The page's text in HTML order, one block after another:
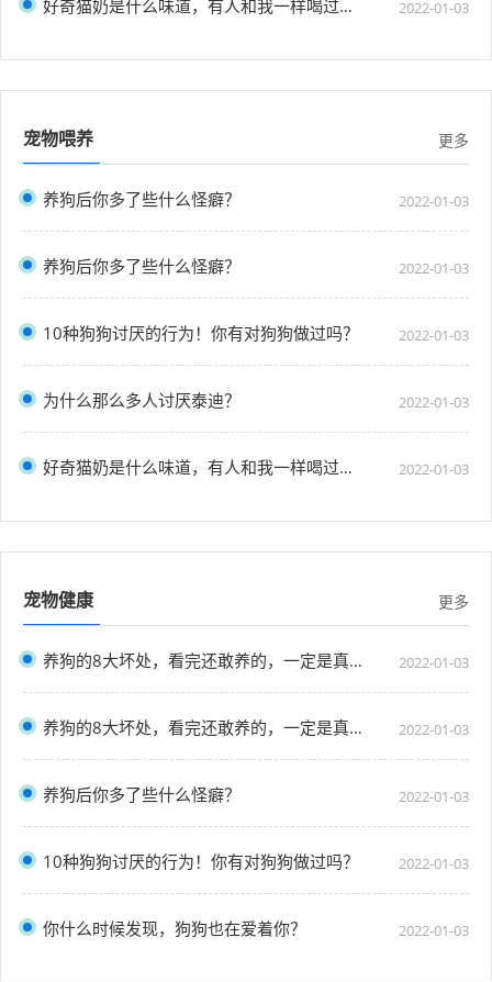
好奇猫奶是什么味道，有人和我一样喝过猫奶吗？” 2022-01-03
宠物喂养 更多
养狗后你多了些什么怪癖？ 2022-01-03
养狗后你多了些什么怪癖？ 2022-01-03
10种狗狗讨厌的行为！你有对狗狗做过吗？ 2022-01-03
为什么那么多人讨厌泰迪？ 2022-01-03
好奇猫奶是什么味道，有人和我一样喝过猫奶吗？” 2022-01-03
宠物健康 更多
养狗的8大坏处，看完还敢养的，一定是真爱了 2022-01-03
养狗的8大坏处，看完还敢养的，一定是真爱了 2022-01-03
养狗后你多了些什么怪癖？ 2022-01-03
10种狗狗讨厌的行为！你有对狗狗做过吗？ 2022-01-03
你什么时候发现，狗狗也在爱着你？ 2022-01-03